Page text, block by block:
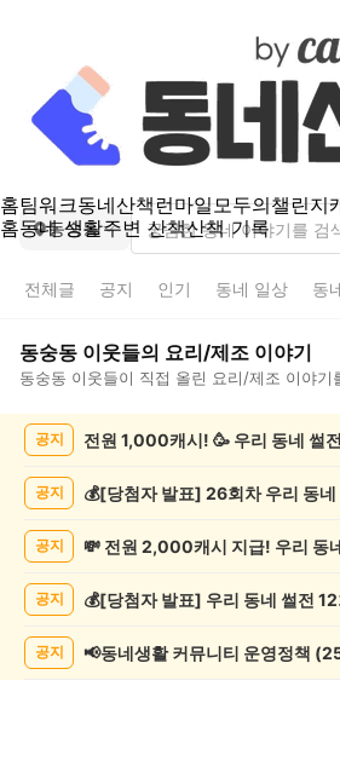
홈팀워크동네산책런마일모두의챌린지
홈동네 생활주변 산책산책 기록
동숭동
전체글 공지 인기 동네 일상 동
동숭동 이웃들의 요리/제조 이야기
동숭동 이웃들이 직접 올린 요리/제조 이야기
록
공지 전원 1,000캐시! 🥳 우리 동네 썰
공지
공지
공지
공지 📢동네생활 커뮤니티 운영정책